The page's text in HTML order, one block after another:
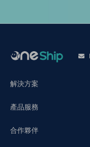
解決方案
電商商家
產品服務
系統自動化
合作夥伴